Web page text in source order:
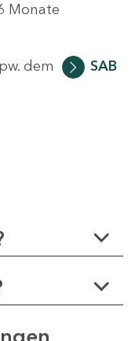
Monate
dem
SAB